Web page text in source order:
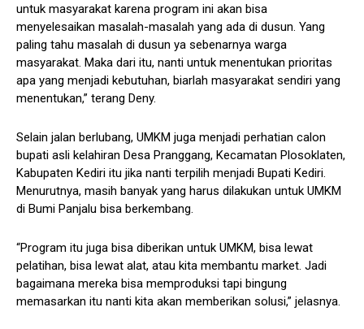
untuk masyarakat karena program ini akan bisa
menyelesaikan masalah-masalah yang ada di dusun. Yang
paling tahu masalah di dusun ya sebenarnya warga
masyarakat. Maka dari itu, nanti untuk menentukan prioritas
apa yang menjadi kebutuhan, biarlah masyarakat sendiri yang
menentukan,” terang Deny.
Selain jalan berlubang, UMKM juga menjadi perhatian calon
bupati asli kelahiran Desa Pranggang, Kecamatan Plosoklaten,
Kabupaten Kediri itu jika nanti terpilih menjadi Bupati Kediri.
Menurutnya, masih banyak yang harus dilakukan untuk UMKM
di Bumi Panjalu bisa berkembang.
“Program itu juga bisa diberikan untuk UMKM, bisa lewat
pelatihan, bisa lewat alat, atau kita membantu market. Jadi
bagaimana mereka bisa memproduksi tapi bingung
memasarkan itu nanti kita akan memberikan solusi,” jelasnya.